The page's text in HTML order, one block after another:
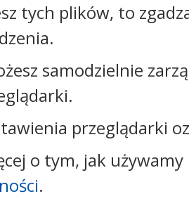
Kontakt:
tel.:+48544144000
faks: +48544144444
e-mail:
skrytka ePUAP: /
/umwloclawek/skrytka
strona www:
tych plików, to
samodzielnie
przeglądarki
o tym, jak
.